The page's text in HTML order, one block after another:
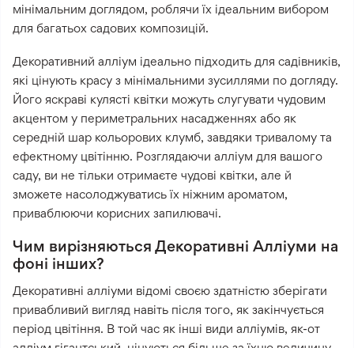
мінімальним доглядом, роблячи їх ідеальним вибором
для багатьох садових композицій.
Декоративний алліум ідеально підходить для садівників,
які цінують красу з мінімальними зусиллями по догляду.
Його яскраві кулясті квітки можуть слугувати чудовим
акцентом у периметральних насадженнях або як
середній шар кольорових клумб, завдяки тривалому та
ефектному цвітінню. Розглядаючи алліум для вашого
саду, ви не тільки отримаєте чудові квітки, але й
зможете насолоджуватись їх ніжним ароматом,
приваблюючи корисних запилювачі.
Чим вирізняються Декоративні Алліуми на
фоні інших?
Декоративні алліуми відомі своєю здатністю зберігати
привабливий вигляд навіть після того, як закінчується
період цвітіння. В той час як інші види алліумів, як-от